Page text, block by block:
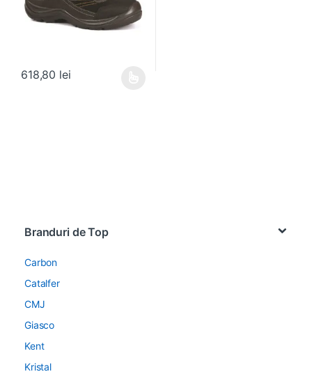
618,80 lei
Branduri de Top
Carbon
Catalfer
CMJ
Giasco
Kent
Kristal